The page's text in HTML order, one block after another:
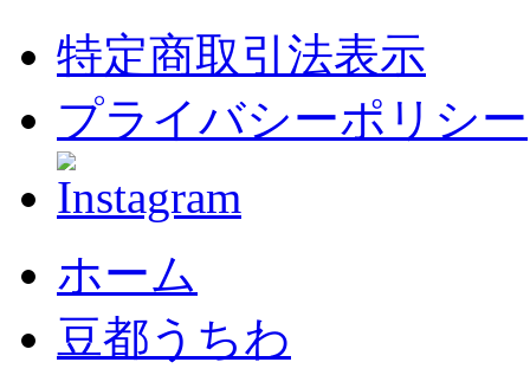
特定商取引法表示
プライバシーポリシー
ホーム
豆都うちわ